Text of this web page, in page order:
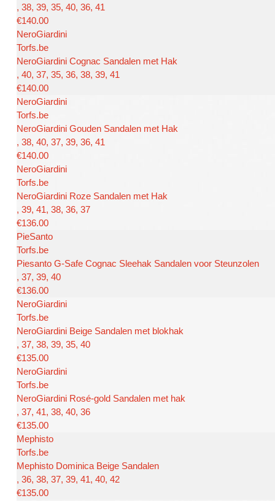
, 38, 39, 35, 40, 36, 41
€140.00
NeroGiardini
Torfs.be
NeroGiardini Cognac Sandalen met Hak
, 40, 37, 35, 36, 38, 39, 41
€140.00
NeroGiardini
Torfs.be
NeroGiardini Gouden Sandalen met Hak
, 38, 40, 37, 39, 36, 41
€140.00
NeroGiardini
Torfs.be
NeroGiardini Roze Sandalen met Hak
, 39, 41, 38, 36, 37
€136.00
PieSanto
Torfs.be
Piesanto G-Safe Cognac Sleehak Sandalen voor Steunzolen
, 37, 39, 40
€136.00
NeroGiardini
Torfs.be
NeroGiardini Beige Sandalen met blokhak
, 37, 38, 39, 35, 40
€135.00
NeroGiardini
Torfs.be
NeroGiardini Rosé-gold Sandalen met hak
, 37, 41, 38, 40, 36
€135.00
Mephisto
Torfs.be
Mephisto Dominica Beige Sandalen
, 36, 38, 37, 39, 41, 40, 42
€135.00